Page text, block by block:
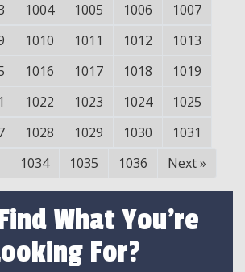
1004 1005 1006
1007
1010 1011 1012
1013
1016 1017 1018
1019
1022 1023 1024
1025
1028 1029 1030
1031
1034 1035 1036 Next»
What You're
For?